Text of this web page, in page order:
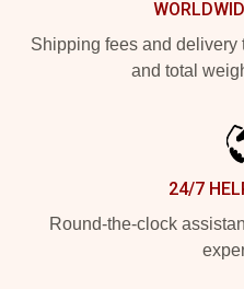
Shipping fees and delivery
and total
24/7
Round-the-clock